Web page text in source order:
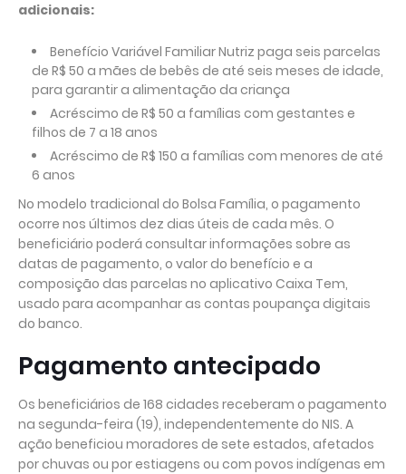
adicionais:
Benefício Variável Familiar Nutriz paga seis parcelas
de R$ 50 a mães de bebês de até seis meses de idade,
para garantir a alimentação da criança
Acréscimo de R$ 50 a famílias com gestantes e
filhos de 7 a 18 anos
Acréscimo de R$ 150 a famílias com menores de até
6 anos
No modelo tradicional do Bolsa Família, o pagamento
ocorre nos últimos dez dias úteis de cada mês. O
beneficiário poderá consultar informações sobre as
datas de pagamento, o valor do benefício e a
composição das parcelas no aplicativo Caixa Tem,
usado para acompanhar as contas poupança digitais
do banco.
Pagamento antecipado
Os beneficiários de 168 cidades receberam o pagamento
na segunda-feira (19), independentemente do NIS. A
ação beneficiou moradores de sete estados, afetados
por chuvas ou por estiagens ou com povos indígenas em